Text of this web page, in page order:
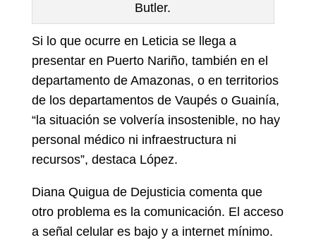
Butler.
Si lo que ocurre en Leticia se llega a
presentar en Puerto Nariño, también en el
departamento de Amazonas, o en territorios
de los departamentos de Vaupés o Guainía,
“la situación se volvería insostenible, no hay
personal médico ni infraestructura ni
recursos”, destaca López.
Diana Quigua de Dejusticia comenta que
otro problema es la comunicación. El acceso
a señal celular es bajo y a internet mínimo.